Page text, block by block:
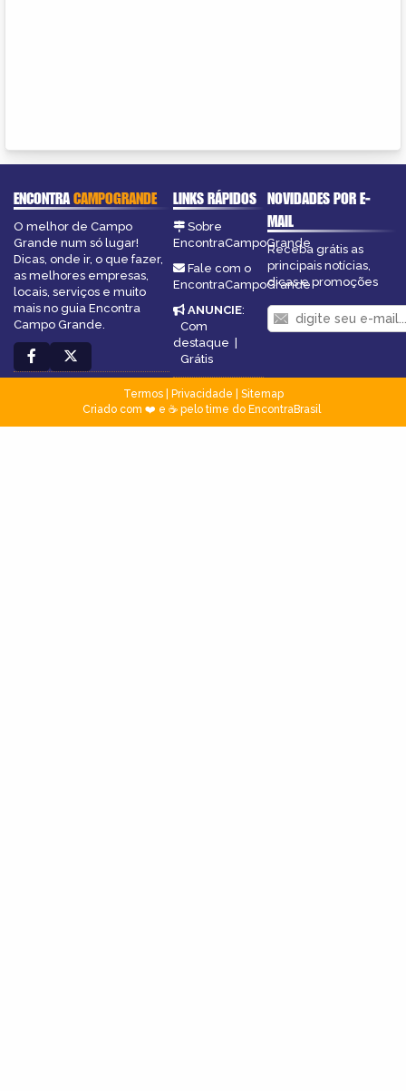
ENCONTRACAMPOGRANDE
O melhor de Campo
Grande num só lugar!
Dicas, onde ir, o que fazer,
as melhores empresas,
locais, serviços e muito
mais no guia Encontra
Campo Grande.
LINKS RÁPIDOS
Sobre
EncontraCampoGrande
Fale com o
EncontraCampoGrande
ANUNCIE:
Com
destaque |
Grátis
NOVIDADES POR E-
MAIL
Receba grátis as
principais notícias,
dicas e promoções
Termos| Privacidade
Sitemap
Criado com ❤️ e ☕ pelo time do EncontraBrasil